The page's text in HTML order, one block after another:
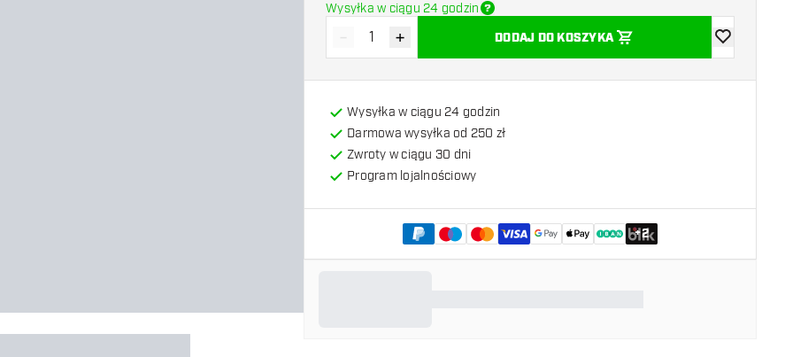
Wysyłka w ciągu 24 godzin
Zmniejsz ilość
- Zwiększ ilość
+ DODAJ DO KOSZYKA
dodaj do
Wysyłka w ciągu 24 godzin
Darmowa wysyłka od 250 zł
Zwroty w ciągu 30 dni
Program lojalnościowy
+2